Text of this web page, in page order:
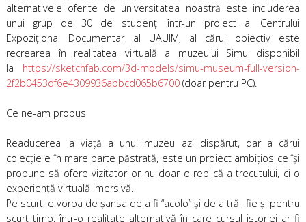
alternativele oferite de universitatea noastră este includerea
unui grup de 30 de studenţi într-un proiect al Centrului
Expoziţional Documentar al UAUIM, al cărui obiectiv este
recrearea în realitatea virtuală a muzeului Simu disponibil
la https://sketchfab.com/3d-models/simu-museum-full-version-
2f2b0453df6e4309936abbcd065b6700(doar pentru PC).
Ce ne-am propus
Readucerea la viaţă a unui muzeu azi dispărut, dar a cărui
colecţie e în mare parte păstrată, este un proiect ambiţios ce îşi
propune să ofere vizitatorilor nu doar o replică a trecutului, ci o
experienţă virtuală imersivă.
Pe scurt, e vorba de şansa de a fi “acolo” şi de a trăi, fie şi pentru
scurt timp, într-o realitate alternativă în care cursul istoriei ar fi